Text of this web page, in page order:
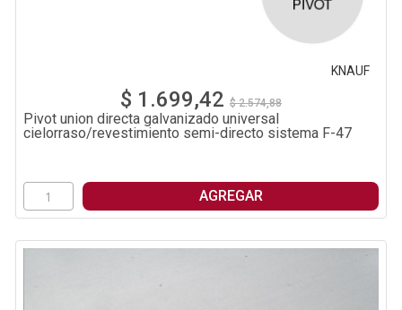
KNAUF
$ 1.699,42 $ 2.574,88
Pivot union directa galvanizado universal
cielorraso/revestimiento semi-directo sistema F-47
AGREGAR